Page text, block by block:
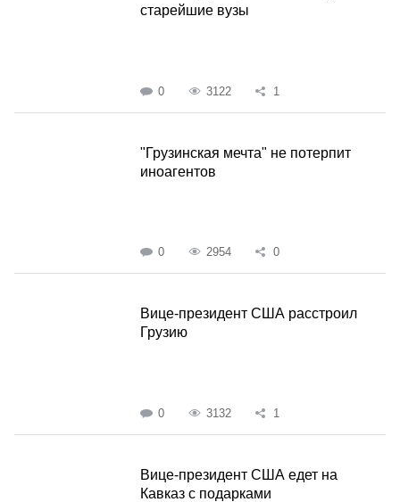
старейшие вузы
0 3122 1
"Грузинская мечта" не потерпит
иноагентов
0 2954 0
Вице-президент США расстроил
Грузию
0 3132 1
Вице-президент США едет на
Кавказ с подарками